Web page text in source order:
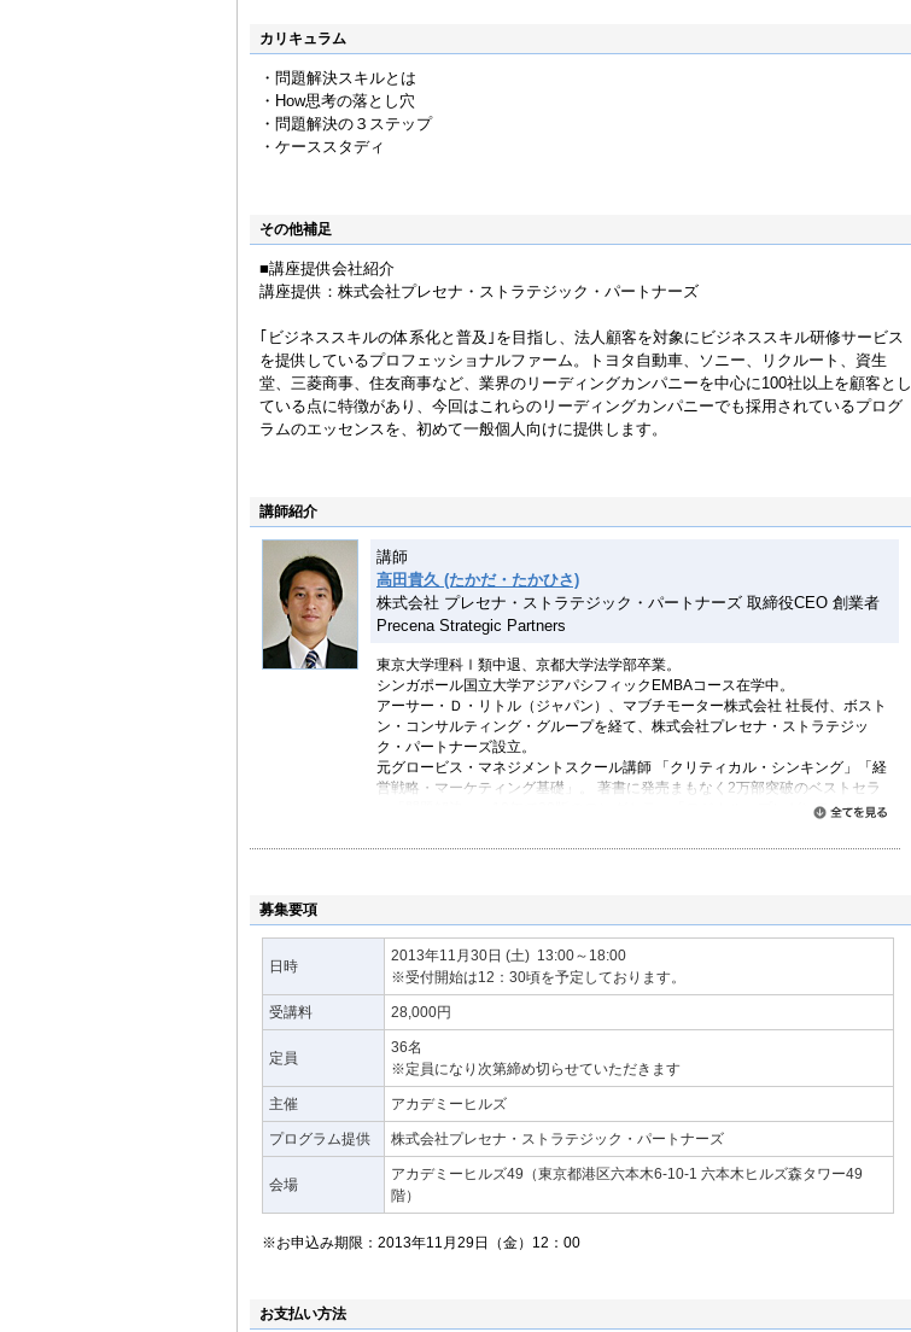
カリキュラム
・問題解決スキルとは
・How思考の落とし穴
・問題解決の３ステップ
・ケーススタディ
その他補足
■講座提供会社紹介
講座提供：株式会社プレセナ・ストラテジック・パートナーズ
｢ビジネススキルの体系化と普及｣を目指し、法人顧客を対象にビジネススキル研修サービス
を提供しているプロフェッショナルファーム。トヨタ自動車、ソニー、リクルート、資生
堂、三菱商事、住友商事など、業界のリーディングカンパニーを中心に100社以上を顧客とし
ている点に特徴があり、今回はこれらのリーディングカンパニーでも採用されているプログ
ラムのエッセンスを、初めて一般個人向けに提供します。
講師紹介
講師
高田貴久 (たかだ・たかひさ)
株式会社 プレセナ・ストラテジック・パートナーズ 取締役CEO 創業者
Precena Strategic Partners
東京大学理科Ⅰ類中退、京都大学法学部卒業。
シンガポール国立大学アジアパシフィックEMBAコース在学中。
アーサー・Ｄ・リトル（ジャパン）、マブチモーター株式会社 社長付、ボスト
ン・コンサルティング・グループを経て、株式会社プレセナ・ストラテジッ
ク・パートナーズ設立。
元グロービス・マネジメントスクール講師 「クリティカル・シンキング」「経
営戦略・マーケティング基礎」。 著書に発売まもなく2万部突破のベストセラ
ー「問題解決」、10年で20版のロングセラー「ロジカル・プレゼンテーション
への寄稿も多数。
募集要項
日時
2013年11月30日 (土) 13:00～18:00
※受付開始は12：30頃を予定しております。
受講料 28,000円
定員
36名
※定員になり次第締め切らせていただきます
主催 アカデミーヒルズ
プログラム提供 株式会社プレセナ・ストラテジック・パートナーズ
会場
アカデミーヒルズ49（東京都港区六本木6-10-1 六本木ヒルズ森タワー49
階）
※お申込み期限：2013年11月29日（金）12：00
お支払い方法